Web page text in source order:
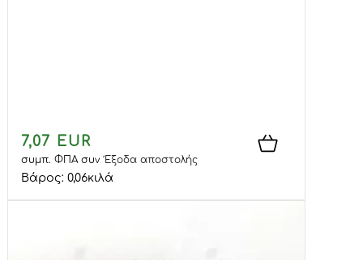
7,07 EUR
συμπ. ΦΠΑσυνΈξοδα αποστολής
Βάρος: 0,06κιλά